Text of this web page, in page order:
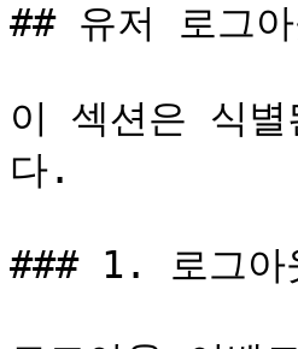
## 유저 로그아
이 섹션은 식
다.
### 1. 로그아